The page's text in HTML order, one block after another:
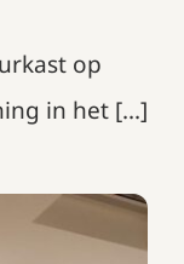
op
in het [...]